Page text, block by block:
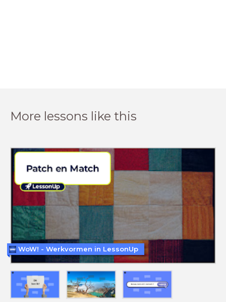
More lessons like this
WoW! - Werkvormen in LessonUp